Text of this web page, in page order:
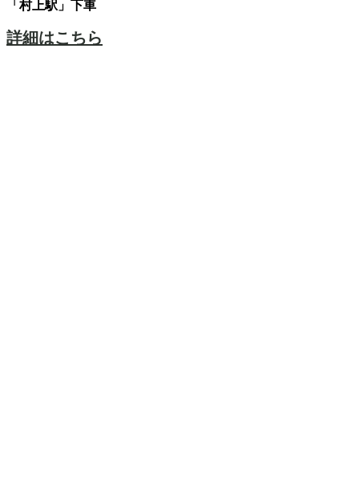
「村上駅」下車
詳細はこちら